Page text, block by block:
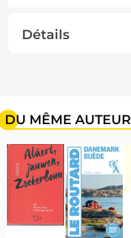
Détails
DU MÊME AUTEUR